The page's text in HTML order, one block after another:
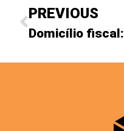
PREVIOUS
Domicílio fiscal: